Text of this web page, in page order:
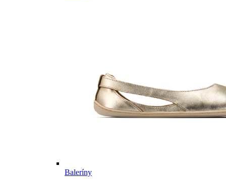
Baleríny